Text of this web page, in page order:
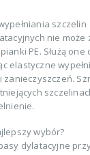
szczelin
nie może
PE. Służą one
elastyczne
wybór?
dylatacyjne